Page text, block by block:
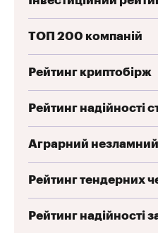
ТОП 200 компаній
Рейтинг криптобірж
Рейтинг надійності
Аграрний незламний
Рейтинг тендерних
Рейтинг надійності